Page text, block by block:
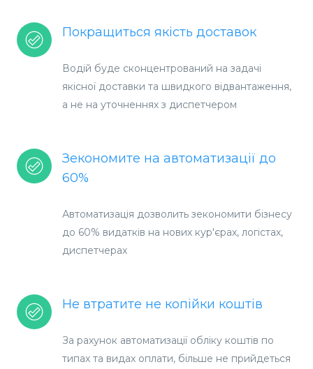
Покращиться якість доставок
Водій буде сконцентрований на задачі
якісної доставки та швидкого відвантаження,
а не на уточненнях з диспетчером
Зекономите на автоматизації до
60%
Автоматизація дозволить зекономити бізнесу
до 60% видатків на нових кур'єрах, логістах,
диспетчерах
Не втратите не копійки коштів
За рахунок автоматизації обліку коштів по
типах та видах оплати, більше не прийдеться